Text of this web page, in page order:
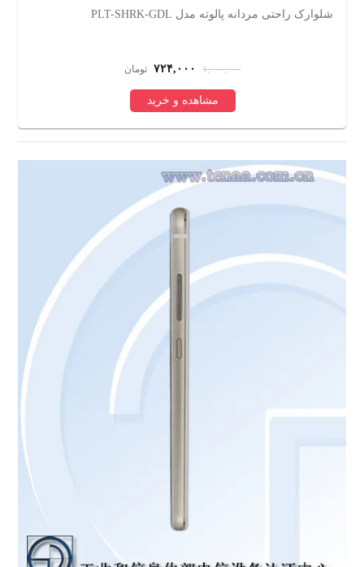
شلوارک راحتی مردانه پالوته مدل PLT-SHRK-GDL
۱,۰۰۰,۰۰۰ ۷۲۴,۰۰۰ تومان
مشاهده و خرید